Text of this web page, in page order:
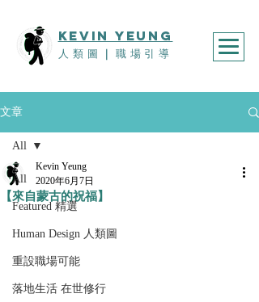
KEVIn YEUNG
人類圖 職場引導
文章
All
Featured 精選
Human Design 人類圖
重設職場可能
落地生活 在世修行
All
【來自蒙古的祝福】
Kevin Yeung
2020年6月7日